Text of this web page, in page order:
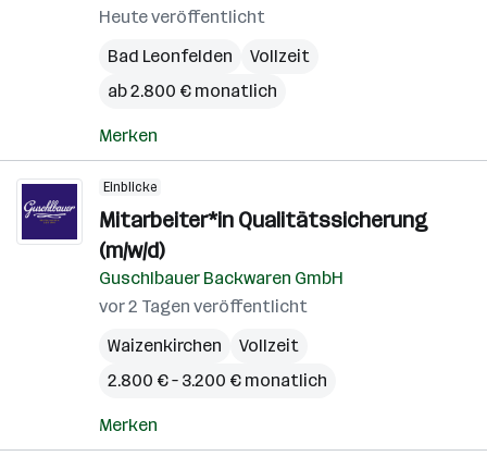
Heute veröffentlicht
Bad Leonfelden
Vollzeit
ab 2.800 € monatlich
Merken
Einblicke
Mitarbeiter*in Qualitätssicherung
(m/w/d)
Guschlbauer Backwaren GmbH
vor 2 Tagen veröffentlicht
Waizenkirchen
Vollzeit
2.800 € – 3.200 € monatlich
Merken